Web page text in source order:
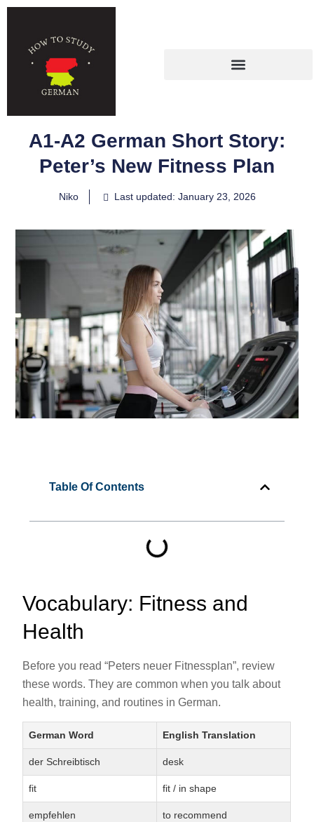
A1-A2 German Short Story:
Peter’s New Fitness Plan
Niko Last updated: January 23, 2026
Table Of Contents
Vocabulary: Fitness and
Health
Before you read “Peters neuer Fitnessplan”, review
these words. They are common when you talk about
health, training, and routines in German.
German Word English Translation
der Schreibtisch desk
fit fit / in shape
empfehlen to recommend